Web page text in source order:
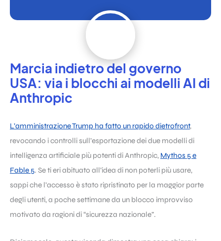
Marcia indietro del governo
USA: via i blocchi ai modelli AI di
Anthropic
L’amministrazione Trump ha fatto un rapido dietrofront,
revocando i controlli sull’esportazione dei due modelli di
intelligenza artificiale più potenti di Anthropic, Mythos 5 e
Fable 5. Se ti eri abituato all’idea di non poterli più usare,
sappi che l’accesso è stato ripristinato per la maggior parte
degli utenti, a poche settimane da un blocco improvviso
motivato da ragioni di “sicurezza nazionale”.